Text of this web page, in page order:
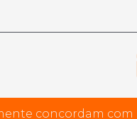
concordam com